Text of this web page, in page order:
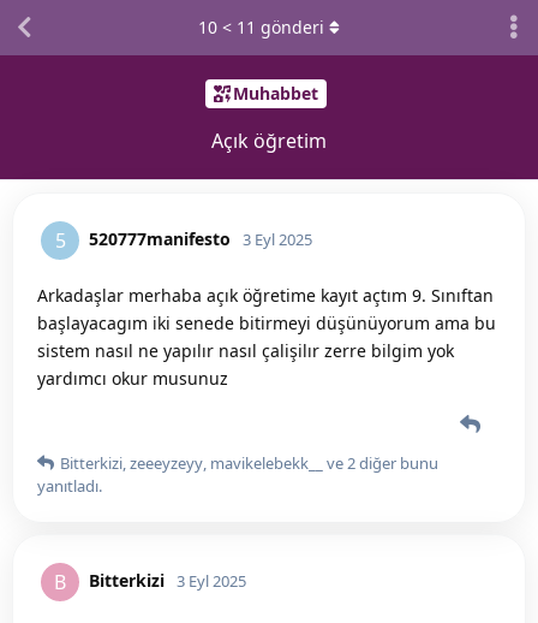
Muhabbet
Açık öğretim
10 < 11 gönderi
5 520777manifesto 3 Eyl 2025
Arkadaşlar merhaba açık öğretime kayıt açtım 9. Sınıftan
başlayacagım iki senede bitirmeyi düşünüyorum ama bu
sistem nasıl ne yapılır nasıl çalişilır zerre bilgim yok
yardımcı okur musunuz
Bitterkizi,zeeeyzeyy, mavikelebekk__ ve2diğer bunu
yanıtladı.
B Bitterkizi 3 Eyl 2025